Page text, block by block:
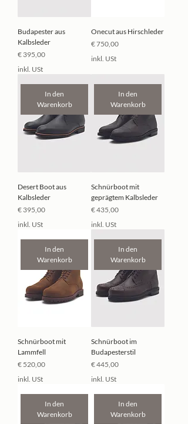
Budapester aus
Kalbsleder
Preis
€ 395,00
inkl. USt
Onecut aus Hirschleder
Preis
€ 750,00
inkl. USt
In den
Warenkorb
Desert Boot aus
Kalbsleder
Preis
€ 395,00
inkl. USt
In den
Warenkorb
Schnürboot mit
geprägtem Kalbsleder
Preis
€ 435,00
inkl. USt
In den
Warenkorb
Schnürboot mit
Lammfell
Preis
€ 520,00
inkl. USt
In den
Warenkorb
Schnürboot im
Budapesterstil
Preis
€ 445,00
inkl. USt
In den
Warenkorb
In den
Warenkorb